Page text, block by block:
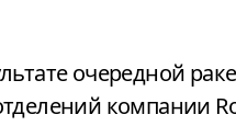
компании